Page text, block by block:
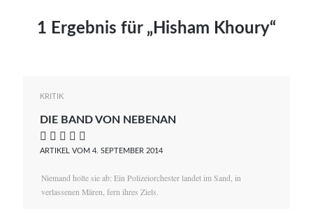
1 Ergebnis für „Hisham Khoury“
KRITIK
DIE BAND VON NEBENAN
    
ARTIKEL VOM 4. SEPTEMBER 2014
Niemand holte sie ab: Ein Polizeiorchester landet im Sand, in
verlassenen Mären, fern ihres Ziels.